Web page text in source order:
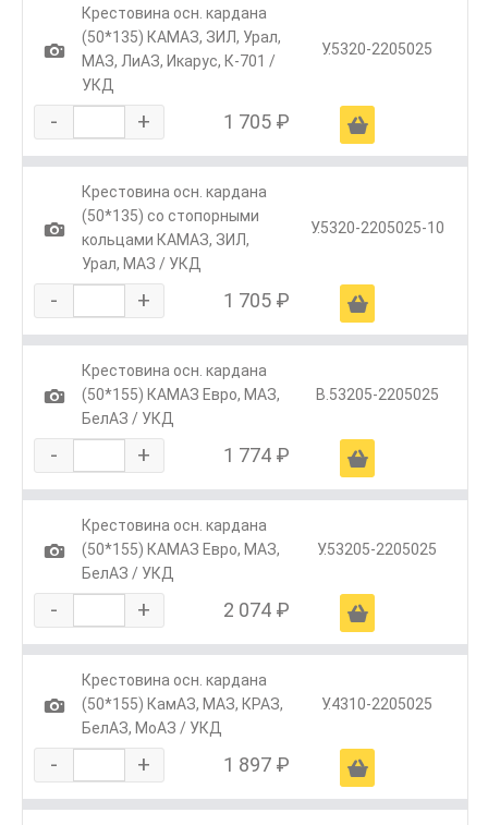
1
Крестовина осн. кардана
(50*135) КАМАЗ, ЗИЛ, Урал,
МАЗ, ЛиАЗ, Икарус, К-701 /
УКД
У.5320-2205025
- + 1 705 ₽ Ä
1
Крестовина осн. кардана
(50*135) со стопорными
кольцами КАМАЗ, ЗИЛ,
Урал, МАЗ / УКД
У.5320-2205025-10
- + 1 705 ₽ Ä
1
Крестовина осн. кардана
(50*155) КАМАЗ Евро, МАЗ,
БелАЗ / УКД
В.53205-2205025
- + 1 774 ₽ Ä
1
Крестовина осн. кардана
(50*155) КАМАЗ Евро, МАЗ,
БелАЗ / УКД
У.53205-2205025
- + 2 074 ₽ Ä
1
Крестовина осн. кардана
(50*155) КамАЗ, МАЗ, КРАЗ,
БелАЗ, МоАЗ / УКД
У.4310-2205025
- + 1 897 ₽ Ä